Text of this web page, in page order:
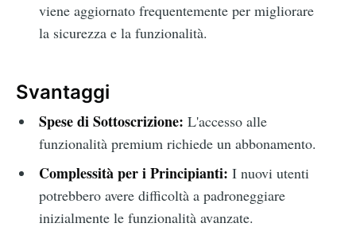
viene aggiornato frequentemente per migliorare
la sicurezza e la funzionalità.
Svantaggi
Spese di Sottoscrizione: L'accesso alle
funzionalità premium richiede un abbonamento.
Complessità per i Principianti: I nuovi utenti
potrebbero avere difficoltà a padroneggiare
inizialmente le funzionalità avanzate.